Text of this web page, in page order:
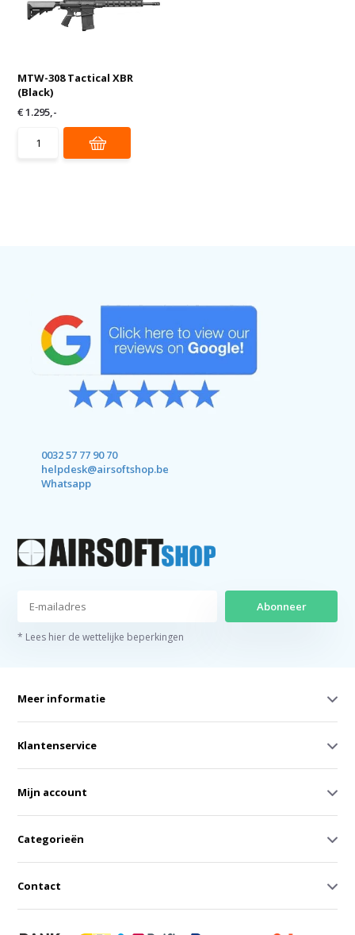
MTW-308 Tactical XBR
(Black)
€ 1.295,-
0032 57 77 90 70
helpdesk@airsoftshop.be
Whatsapp
Abonneer
* Lees hier de wettelijke beperkingen
Meer informatie
Klantenservice
Mijn account
Categorieën
Contact